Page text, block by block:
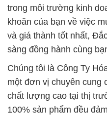
trong môi trường kinh
khoăn của bạn về việc
và giá thành tốt nhất,
sàng đồng hành cùng
Chúng tôi là Công Ty
một đơn vị chuyên cung
chất lượng cao tại thị
100% sản phẩm đều